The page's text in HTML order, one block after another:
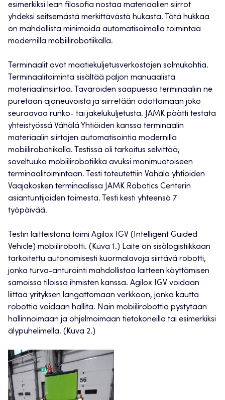
esimerkiksi lean filosofia nostaa materiaalien siirrot
yhdeksi seitsemästä merkittävästä hukasta. Tätä hukkaa
on mahdollista minimoida automatisoimalla toimintaa
modernilla mobiilirobotiikalla.
Terminaalit ovat maatiekuljetusverkostojen solmukohtia.
Terminaalitoiminta sisältää paljon manuaalista
materiaalinsiirtoa. Tavaroiden saapuessa terminaaliin ne
puretaan ajoneuvoista ja siirretään odottamaan joko
seuraavaa runko- tai jakelukuljetusta. JAMK päätti testata
yhteistyössä Vähälä Yhtiöiden kanssa terminaalin
materiaalin siirtojen automatisointia modernilla
mobiilirobotiikalla. Testissä oli tarkoitus selvittää,
soveltuuko mobiilirobotiikka avuksi monimuotoiseen
terminaalitoimintaan. Testi toteutettiin Vähälä yhtiöiden
Vaajakosken terminaalissa JAMK Robotics Centerin
asiantuntijoiden toimesta. Testi kesti yhteensä 7
työpäivää.
Testin laitteistona toimi Agilox IGV (Intelligent Guided
Vehicle) mobiilirobotti. (Kuva 1.) Laite on sisälogistiikkaan
tarkoitettu autonomisesti kuormalavoja siirtävä robotti,
jonka turva-anturointi mahdollistaa laitteen käyttämisen
samoissa tiloissa ihmisten kanssa. Agilox IGV voidaan
liittää yrityksen langattomaan verkkoon, jonka kautta
robottia voidaan hallita. Näin mobiilirobottia pystytään
hallinnoimaan ja ohjelmoimaan tietokoneilla tai esimerkiksi
älypuhelimella. (Kuva 2.)